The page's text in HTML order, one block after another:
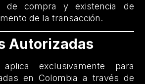
de compra y existencia de
de la transacción.
Autorizadas
exclusivamente para
en Colombia a través de